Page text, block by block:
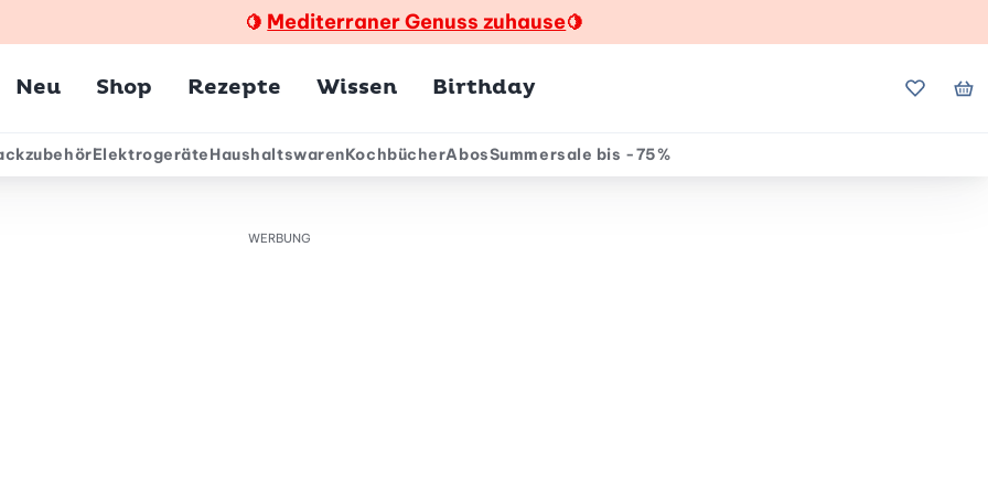
🍋 Mediterraner Genuss zuhause🍋
Neu Shop Rezepte Wissen Birthday Meine
ElektrogeräteHaushaltswarenKochbücherAbosSummersale bis -75%
WERBUNG